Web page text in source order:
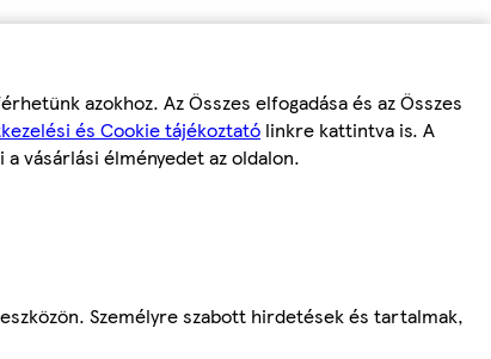
azokhoz. Az Összes elfogadása és az Összes
és Cookie tájékoztató linkre kattintva is. A
vásárlási élményedet az oldalon.
Személyre szabott hirdetések és tartalmak,